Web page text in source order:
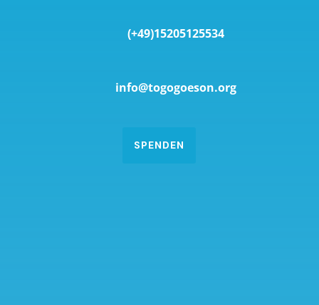
(+49)15205125534
info@togogoeson.org
SPENDEN